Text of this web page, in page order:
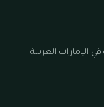
الإمارات العربية